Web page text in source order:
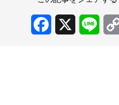
Facebook Line